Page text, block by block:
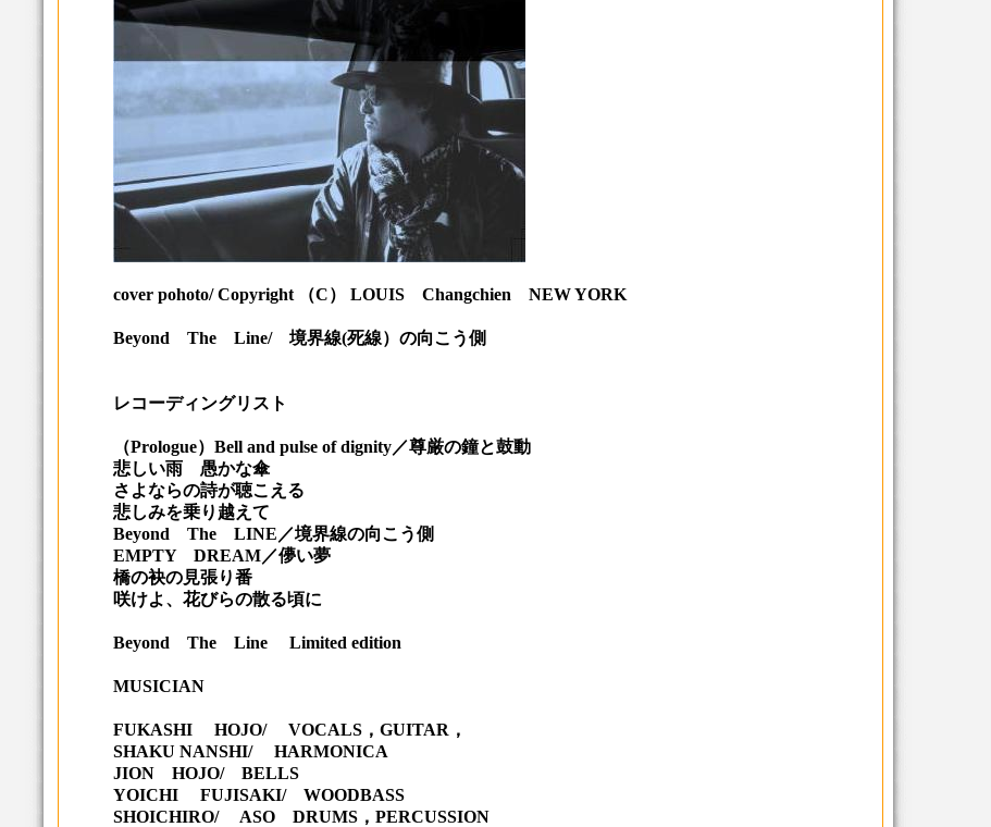
cover pohoto/ Copyright （C） LOUIS Changchien NEW YORK
Beyond The Line/ 境界線(死線）の向こう側
レコーディングリスト
（Prologue）Bell and pulse of dignity／尊厳の鐘と鼓動
悲しい雨 愚かな傘
さよならの詩が聴こえる
悲しみを乗り越えて
Beyond The LINE／境界線の向こう側
EMPTY DREAM／儚い夢
橋の袂の見張り番
咲けよ、花びらの散る頃に
Beyond The Line Limited edition
MUSICIAN
FUKASHI HOJO/ VOCALS，GUITAR，
SHAKU NANSHI/ HARMONICA
JION HOJO/ BELLS
YOICHI FUJISAKI/ WOODBASS
SHOICHIRO/ ASO DRUMS，PERCUSSION